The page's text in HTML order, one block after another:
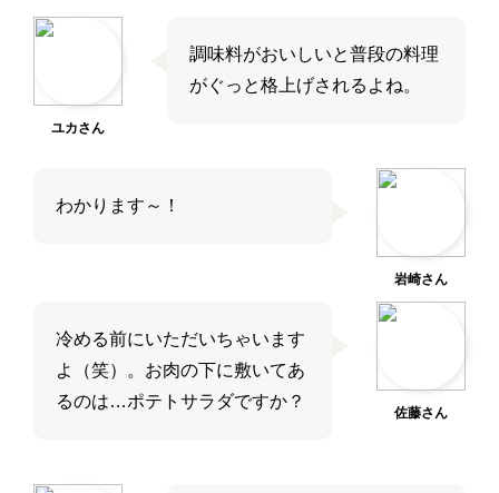
ユカさん
調味料がおいしいと普段の料理
がぐっと格上げされるよね。
岩崎さん
わかります～！
佐藤さん
冷める前にいただいちゃいます
よ（笑）。お肉の下に敷いてあ
るのは…ポテトサラダですか？